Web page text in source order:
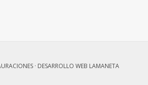
· DESARROLLO WEB LAMANETA